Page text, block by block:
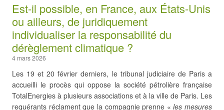
Est-il possible, en France, aux États-Unis
ou ailleurs, de juridiquement
individualiser la responsabilité du
dérèglement climatique ?
4 mars 2026
Les 19 et 20 février derniers, le tribunal judiciaire de Paris a
accueilli le procès qui oppose la société pétrolière française
TotalEnergies à plusieurs associations et à la ville de Paris. Les
requérants réclament que la compagnie prenne «les mesures